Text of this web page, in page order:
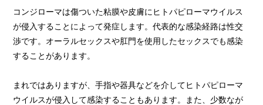
コンジローマは傷ついた粘膜や皮膚にヒトパピローマウイルス
が侵入することによって発症します。代表的な感染経路は性交
渉です。オーラルセックスや肛門を使用したセックスでも感染
することがあります。
まれではありますが、手指や器具などを介してヒトパピローマ
ウイルスが侵入して感染することもあります。また、少数なが